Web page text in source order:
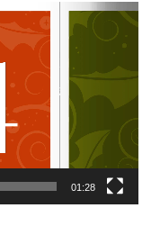
01:28